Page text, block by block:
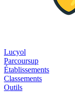
Lucyol
Parcoursup
Établissements
Classements
Outils